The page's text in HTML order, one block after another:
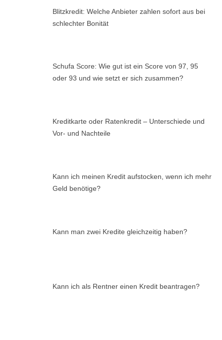
Blitzkredit: Welche Anbieter zahlen sofort aus bei
schlechter Bonität
Schufa Score: Wie gut ist ein Score von 97, 95
oder 93 und wie setzt er sich zusammen?
Kreditkarte oder Ratenkredit – Unterschiede und
Vor- und Nachteile
Kann ich meinen Kredit aufstocken, wenn ich mehr
Geld benötige?
Kann man zwei Kredite gleichzeitig haben?
Kann ich als Rentner einen Kredit beantragen?